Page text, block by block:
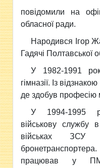
повідомили на
обласної ради.
Народився Ігор
Гадячі Полтавської
У 1982-1991
гімназії. Із
де здобув професію
У 1994-1995
військову службу
військах ЗСУ
працював у